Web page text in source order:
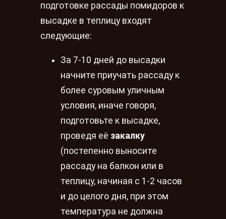
подготовке рассады помидоров к
высадке в теплицу входят
следующие:
За 7-10 дней до высадки
начните приучать рассаду к
более суровым уличным
условия, иначе говоря,
подготовьте к высадке,
проведя её закалку
(постепенно выносите
рассаду на балкон или в
теплицу, начиная с 1-2 часов
и до целого дня, при этом
температура не должна